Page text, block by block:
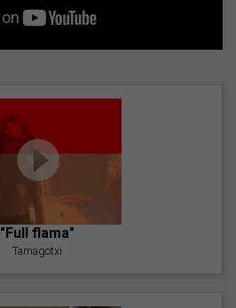
"Full flama"
Tamagotxi